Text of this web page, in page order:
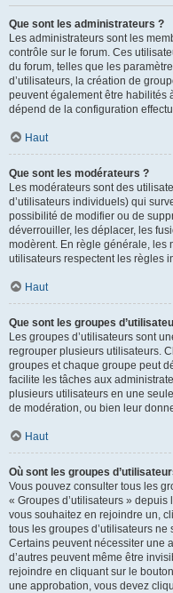
Que sont les administrateurs ?
Les administrateurs sont les
contrôle sur le forum. Ces
du forum, telles que les
d’utilisateurs, la création de
peuvent également être habilités
dépend de la configuration
Haut
Que sont les modérateurs ?
Les modérateurs sont des
d’utilisateurs individuels) qui
possibilité de modifier ou de
déverrouiller, les déplacer, les
modèrent. En règle générale, les
utilisateurs respectent les règles
Haut
Que sont les groupes
Les groupes d’utilisateurs sont
regrouper plusieurs utilisateurs.
groupes et chaque groupe peut
facilite les tâches aux
plusieurs utilisateurs en une
de modération, ou bien leur
Haut
Où sont les groupes
Vous pouvez consulter tous les
« Groupes d’utilisateurs » depuis
vous souhaitez en rejoindre un,
tous les groupes d’utilisateurs
Certains peuvent nécessiter une
d’autres peuvent même être
rejoindre en cliquant sur le
une approbation, vous devez